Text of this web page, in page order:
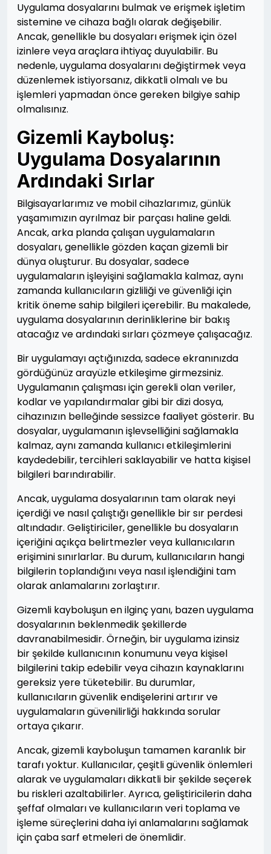
Uygulama dosyalarını bulmak ve erişmek işletim
sistemine ve cihaza bağlı olarak değişebilir.
Ancak, genellikle bu dosyaları erişmek için özel
izinlere veya araçlara ihtiyaç duyulabilir. Bu
nedenle, uygulama dosyalarını değiştirmek veya
düzenlemek istiyorsanız, dikkatli olmalı ve bu
işlemleri yapmadan önce gereken bilgiye sahip
olmalısınız.
Gizemli Kayboluş:
Uygulama Dosyalarının
Ardındaki Sırlar
Bilgisayarlarımız ve mobil cihazlarımız, günlük
yaşamımızın ayrılmaz bir parçası haline geldi.
Ancak, arka planda çalışan uygulamaların
dosyaları, genellikle gözden kaçan gizemli bir
dünya oluşturur. Bu dosyalar, sadece
uygulamaların işleyişini sağlamakla kalmaz, aynı
zamanda kullanıcıların gizliliği ve güvenliği için
kritik öneme sahip bilgileri içerebilir. Bu makalede,
uygulama dosyalarının derinliklerine bir bakış
atacağız ve ardındaki sırları çözmeye çalışacağız.
Bir uygulamayı açtığınızda, sadece ekranınızda
gördüğünüz arayüzle etkileşime girmezsiniz.
Uygulamanın çalışması için gerekli olan veriler,
kodlar ve yapılandırmalar gibi bir dizi dosya,
cihazınızın belleğinde sessizce faaliyet gösterir. Bu
dosyalar, uygulamanın işlevselliğini sağlamakla
kalmaz, aynı zamanda kullanıcı etkileşimlerini
kaydedebilir, tercihleri saklayabilir ve hatta kişisel
bilgileri barındırabilir.
Ancak, uygulama dosyalarının tam olarak neyi
içerdiği ve nasıl çalıştığı genellikle bir sır perdesi
altındadır. Geliştiriciler, genellikle bu dosyaların
içeriğini açıkça belirtmezler veya kullanıcıların
erişimini sınırlarlar. Bu durum, kullanıcıların hangi
bilgilerin toplandığını veya nasıl işlendiğini tam
olarak anlamalarını zorlaştırır.
Gizemli kayboluşun en ilginç yanı, bazen uygulama
dosyalarının beklenmedik şekillerde
davranabilmesidir. Örneğin, bir uygulama izinsiz
bir şekilde kullanıcının konumunu veya kişisel
bilgilerini takip edebilir veya cihazın kaynaklarını
gereksiz yere tüketebilir. Bu durumlar,
kullanıcıların güvenlik endişelerini artırır ve
uygulamaların güvenilirliği hakkında sorular
ortaya çıkarır.
Ancak, gizemli kayboluşun tamamen karanlık bir
tarafı yoktur. Kullanıcılar, çeşitli güvenlik önlemleri
alarak ve uygulamaları dikkatli bir şekilde seçerek
bu riskleri azaltabilirler. Ayrıca, geliştiricilerin daha
şeffaf olmaları ve kullanıcıların veri toplama ve
işleme süreçlerini daha iyi anlamalarını sağlamak
için çaba sarf etmeleri de önemlidir.